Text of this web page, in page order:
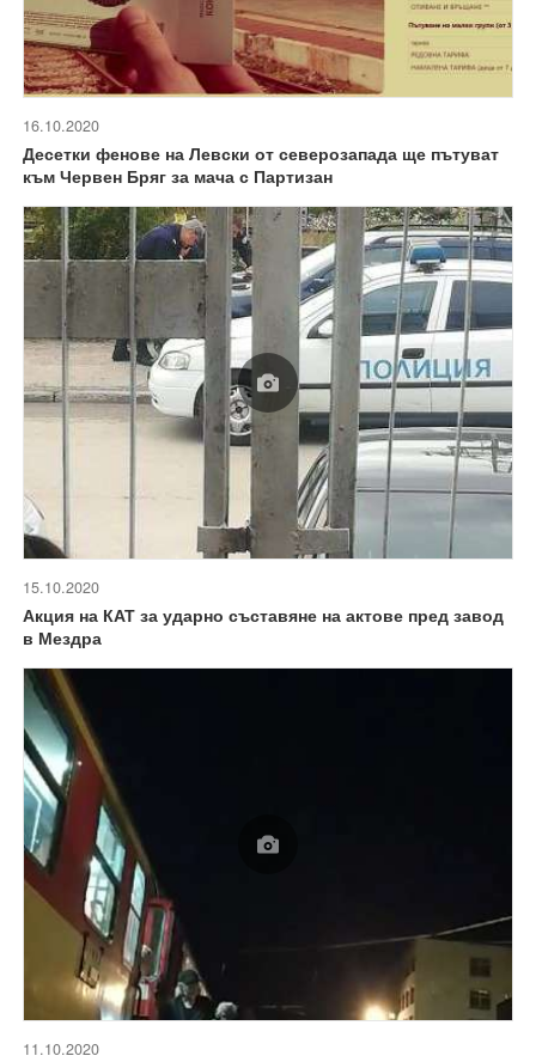
16.10.2020
Десетки фенове на Левски от северозапада ще пътуват
към Червен Бряг за мача с Партизан
15.10.2020
Акция на КАТ за ударно съставяне на актове пред завод
в Мездра
11.10.2020